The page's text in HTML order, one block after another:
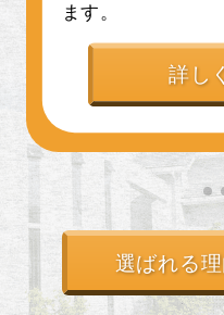
ます。
詳し
選ばれる